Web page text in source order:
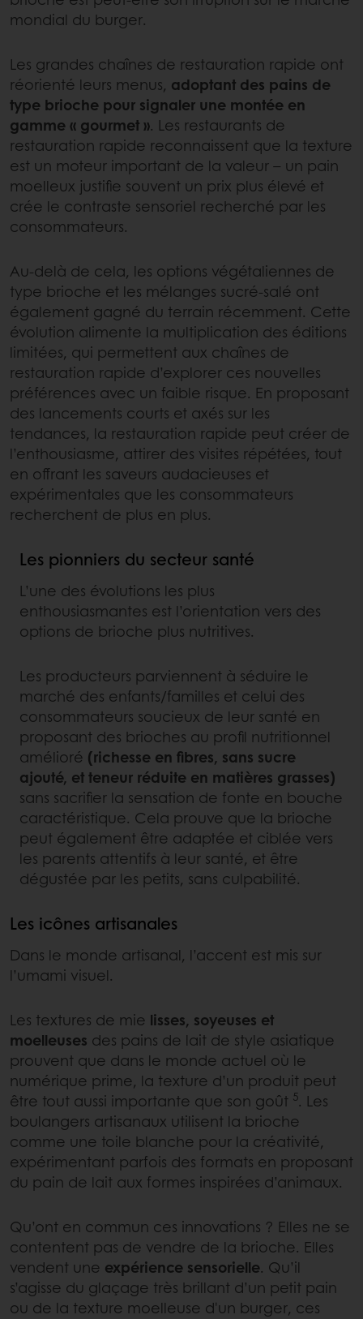
mondial du burger.
Les grandes chaînes de restauration rapide ont
réorienté leurs menus, adoptant des pains de
type brioche pour signaler une montée en
gamme « gourmet ». Les restaurants de
restauration rapide reconnaissent que la texture
est un moteur important de la valeur – un pain
moelleux justifie souvent un prix plus élevé et
crée le contraste sensoriel recherché par les
consommateurs.
Au‑delà de cela, les options végétaliennes de
type brioche et les mélanges sucré‑salé ont
également gagné du terrain récemment. Cette
évolution alimente la multiplication des éditions
limitées, qui permettent aux chaînes de
restauration rapide d’explorer ces nouvelles
préférences avec un faible risque. En proposant
des lancements courts et axés sur les
tendances, la restauration rapide peut créer de
l’enthousiasme, attirer des visites répétées, tout
en offrant les saveurs audacieuses et
expérimentales que les consommateurs
recherchent de plus en plus.
Les pionniers du secteur santé
L’une des évolutions les plus
enthousiasmantes est l’orientation vers des
options de brioche plus nutritives.
Les producteurs parviennent à séduire le
marché des enfants/familles et celui des
consommateurs soucieux de leur santé en
proposant des brioches au profil nutritionnel
amélioré (richesse en fibres, sans sucre
ajouté, et teneur réduite en matières grasses)
sans sacrifier la sensation de fonte en bouche
caractéristique. Cela prouve que la brioche
peut également être adaptée et ciblée vers
les parents attentifs à leur santé, et être
dégustée par les petits, sans culpabilité.
Les icônes artisanales
Dans le monde artisanal, l’accent est mis sur
l’umami visuel.
Les textures de mie lisses, soyeuses et
moelleuses des pains de lait de style asiatique
prouvent que dans le monde actuel où le
numérique prime, la texture d’un produit peut
être tout aussi importante que son goût 5. Les
boulangers artisanaux utilisent la brioche
comme une toile blanche pour la créativité,
expérimentant parfois des formats en proposant
du pain de lait aux formes inspirées d’animaux.
Qu’ont en commun ces innovations ? Elles ne se
contentent pas de vendre de la brioche. Elles
vendent une expérience sensorielle. Qu’il
s’agisse du glaçage très brillant d’un petit pain
ou de la texture moelleuse d'un burger, ces